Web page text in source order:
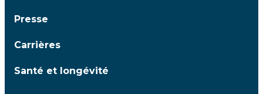
Presse
Carrières
Santé et longévité